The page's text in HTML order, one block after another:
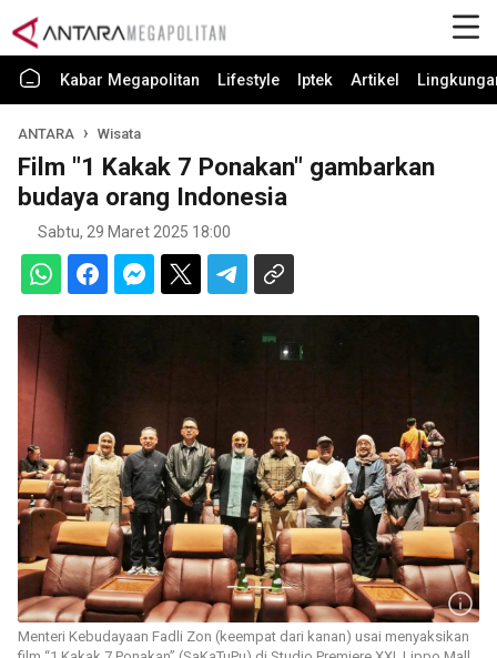
Kabar Megapolitan Lifestyle Iptek Artikel
ANTARA Wisata
Film "1 Kakak 7 Ponakan" gambarkan
budaya orang Indonesia
Sabtu, 29 Maret 2025 18:00
Menteri Kebudayaan Fadli Zon (keempat dari kanan) usai menyaksikan